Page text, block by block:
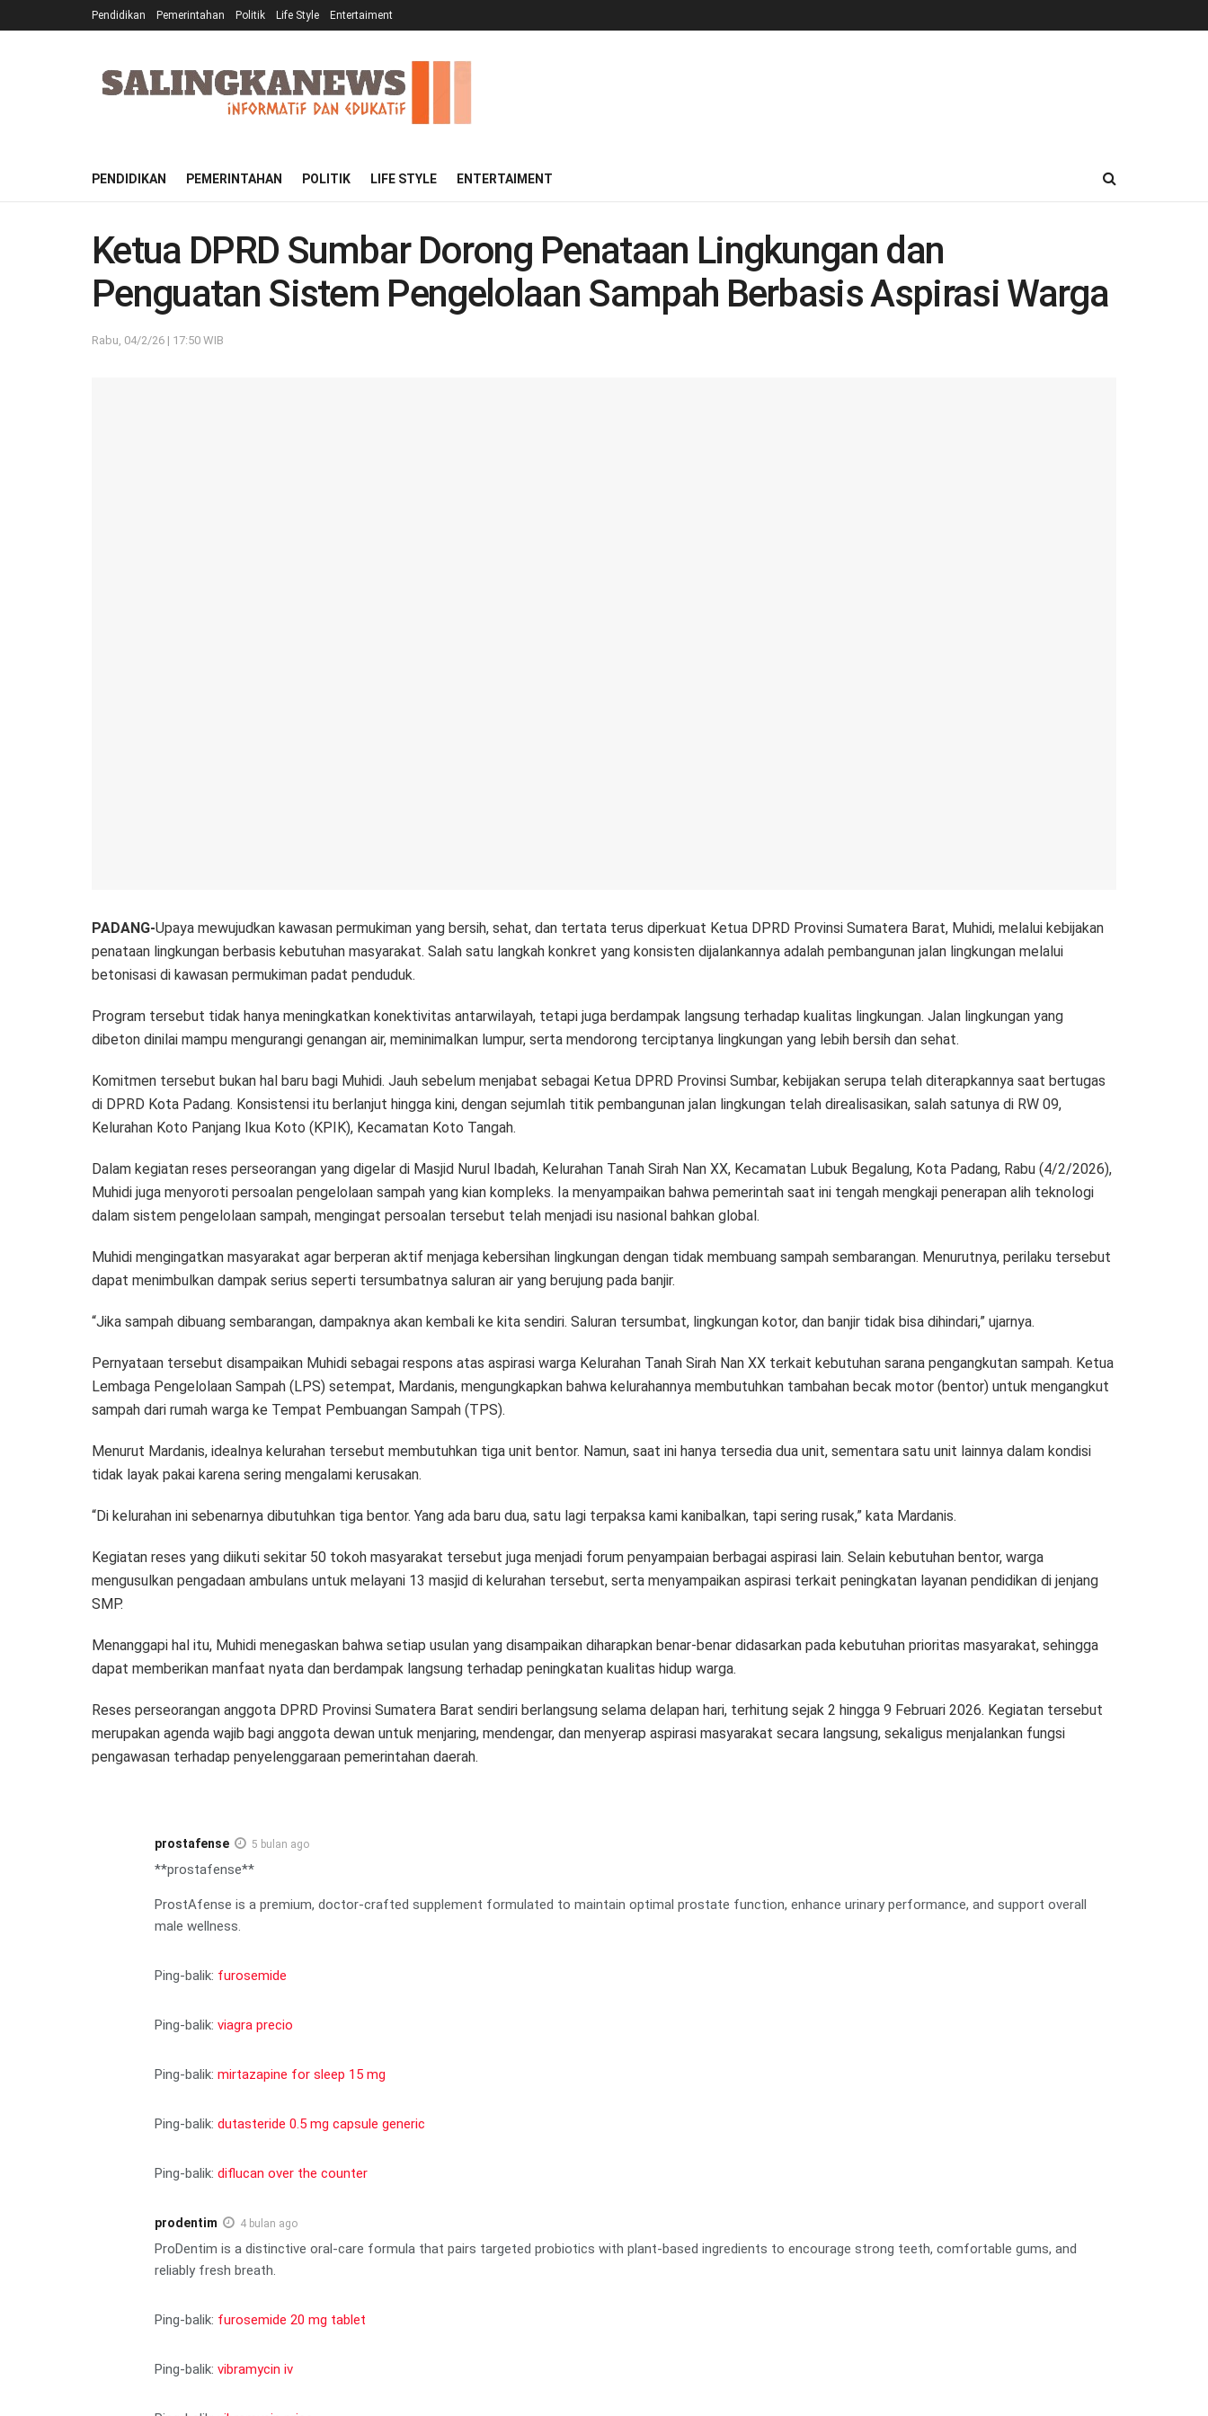
Pendidikan Pemerintahan Politik Life Style Entertaiment
PENDIDIKAN PEMERINTAHAN POLITIK LIFE STYLE ENTERTAIMENT
Ketua DPRD Sumbar Dorong Penataan Lingkungan dan
Penguatan Sistem Pengelolaan Sampah Berbasis Aspirasi Warga
Rabu, 04/2/26 | 17:50 WIB
PADANG-Upaya mewujudkan kawasan permukiman yang bersih, sehat, dan tertata terus diperkuat Ketua DPRD Provinsi Sumatera Barat, Muhidi, melalui kebijakan
penataan lingkungan berbasis kebutuhan masyarakat. Salah satu langkah konkret yang konsisten dijalankannya adalah pembangunan jalan lingkungan melalui
betonisasi di kawasan permukiman padat penduduk.
Program tersebut tidak hanya meningkatkan konektivitas antarwilayah, tetapi juga berdampak langsung terhadap kualitas lingkungan. Jalan lingkungan yang
dibeton dinilai mampu mengurangi genangan air, meminimalkan lumpur, serta mendorong terciptanya lingkungan yang lebih bersih dan sehat.
Komitmen tersebut bukan hal baru bagi Muhidi. Jauh sebelum menjabat sebagai Ketua DPRD Provinsi Sumbar, kebijakan serupa telah diterapkannya saat bertugas
di DPRD Kota Padang. Konsistensi itu berlanjut hingga kini, dengan sejumlah titik pembangunan jalan lingkungan telah direalisasikan, salah satunya di RW 09,
Kelurahan Koto Panjang Ikua Koto (KPIK), Kecamatan Koto Tangah.
Dalam kegiatan reses perseorangan yang digelar di Masjid Nurul Ibadah, Kelurahan Tanah Sirah Nan XX, Kecamatan Lubuk Begalung, Kota Padang, Rabu (4/2/2026),
Muhidi juga menyoroti persoalan pengelolaan sampah yang kian kompleks. Ia menyampaikan bahwa pemerintah saat ini tengah mengkaji penerapan alih teknologi
dalam sistem pengelolaan sampah, mengingat persoalan tersebut telah menjadi isu nasional bahkan global.
Muhidi mengingatkan masyarakat agar berperan aktif menjaga kebersihan lingkungan dengan tidak membuang sampah sembarangan. Menurutnya, perilaku tersebut
dapat menimbulkan dampak serius seperti tersumbatnya saluran air yang berujung pada banjir.
“Jika sampah dibuang sembarangan, dampaknya akan kembali ke kita sendiri. Saluran tersumbat, lingkungan kotor, dan banjir tidak bisa dihindari,” ujarnya.
Pernyataan tersebut disampaikan Muhidi sebagai respons atas aspirasi warga Kelurahan Tanah Sirah Nan XX terkait kebutuhan sarana pengangkutan sampah. Ketua
Lembaga Pengelolaan Sampah (LPS) setempat, Mardanis, mengungkapkan bahwa kelurahannya membutuhkan tambahan becak motor (bentor) untuk mengangkut
sampah dari rumah warga ke Tempat Pembuangan Sampah (TPS).
Menurut Mardanis, idealnya kelurahan tersebut membutuhkan tiga unit bentor. Namun, saat ini hanya tersedia dua unit, sementara satu unit lainnya dalam kondisi
tidak layak pakai karena sering mengalami kerusakan.
“Di kelurahan ini sebenarnya dibutuhkan tiga bentor. Yang ada baru dua, satu lagi terpaksa kami kanibalkan, tapi sering rusak,” kata Mardanis.
Kegiatan reses yang diikuti sekitar 50 tokoh masyarakat tersebut juga menjadi forum penyampaian berbagai aspirasi lain. Selain kebutuhan bentor, warga
mengusulkan pengadaan ambulans untuk melayani 13 masjid di kelurahan tersebut, serta menyampaikan aspirasi terkait peningkatan layanan pendidikan di jenjang
SMP.
Menanggapi hal itu, Muhidi menegaskan bahwa setiap usulan yang disampaikan diharapkan benar-benar didasarkan pada kebutuhan prioritas masyarakat, sehingga
dapat memberikan manfaat nyata dan berdampak langsung terhadap peningkatan kualitas hidup warga.
Reses perseorangan anggota DPRD Provinsi Sumatera Barat sendiri berlangsung selama delapan hari, terhitung sejak 2 hingga 9 Februari 2026. Kegiatan tersebut
merupakan agenda wajib bagi anggota dewan untuk menjaring, mendengar, dan menyerap aspirasi masyarakat secara langsung, sekaligus menjalankan fungsi
pengawasan terhadap penyelenggaraan pemerintahan daerah.
prostafense 5 bulan ago
**prostafense**
ProstAfense is a premium, doctor-crafted supplement formulated to maintain optimal prostate function, enhance urinary performance, and support overall
male wellness.
Ping-balik: furosemide
Ping-balik: viagra precio
Ping-balik: mirtazapine for sleep 15 mg
Ping-balik: dutasteride 0.5 mg capsule generic
Ping-balik: diflucan over the counter
prodentim 4 bulan ago
ProDentim is a distinctive oral-care formula that pairs targeted probiotics with plant-based ingredients to encourage strong teeth, comfortable gums, and
reliably fresh breath.
Ping-balik: furosemide 20 mg tablet
Ping-balik: vibramycin iv